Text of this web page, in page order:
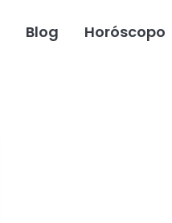
Blog Horóscopo